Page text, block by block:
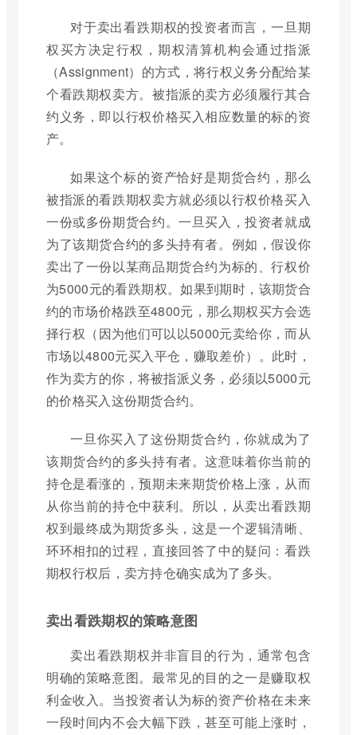
对于卖出看跌期权的投资者而言，一旦期
权买方决定行权，期权清算机构会通过指派
（Assignment）的方式，将行权义务分配给某
个看跌期权卖方。被指派的卖方必须履行其合
约义务，即以行权价格买入相应数量的标的资
产。
如果这个标的资产恰好是期货合约，那么
被指派的看跌期权卖方就必须以行权价格买入
一份或多份期货合约。一旦买入，投资者就成
为了该期货合约的多头持有者。例如，假设你
卖出了一份以某商品期货合约为标的、行权价
为5000元的看跌期权。如果到期时，该期货合
约的市场价格跌至4800元，那么期权买方会选
择行权（因为他们可以以5000元卖给你，而从
市场以4800元买入平仓，赚取差价）。此时，
作为卖方的你，将被指派义务，必须以5000元
的价格买入这份期货合约。
一旦你买入了这份期货合约，你就成为了
该期货合约的多头持有者。这意味着你当前的
持仓是看涨的，预期未来期货价格上涨，从而
从你当前的持仓中获利。所以，从卖出看跌期
权到最终成为期货多头，这是一个逻辑清晰、
环环相扣的过程，直接回答了中的疑问：看跌
期权行权后，卖方持仓确实成为了多头。
卖出看跌期权的策略意图
卖出看跌期权并非盲目的行为，通常包含
明确的策略意图。最常见的目的之一是赚取权
利金收入。当投资者认为标的资产价格在未来
一段时间内不会大幅下跌，甚至可能上涨时，